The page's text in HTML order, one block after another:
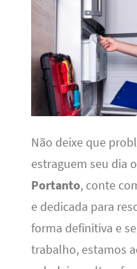
Não deixe que
estraguem seu dia
Portanto, conte
e dedicada para
forma definitiva e
trabalho, estamos